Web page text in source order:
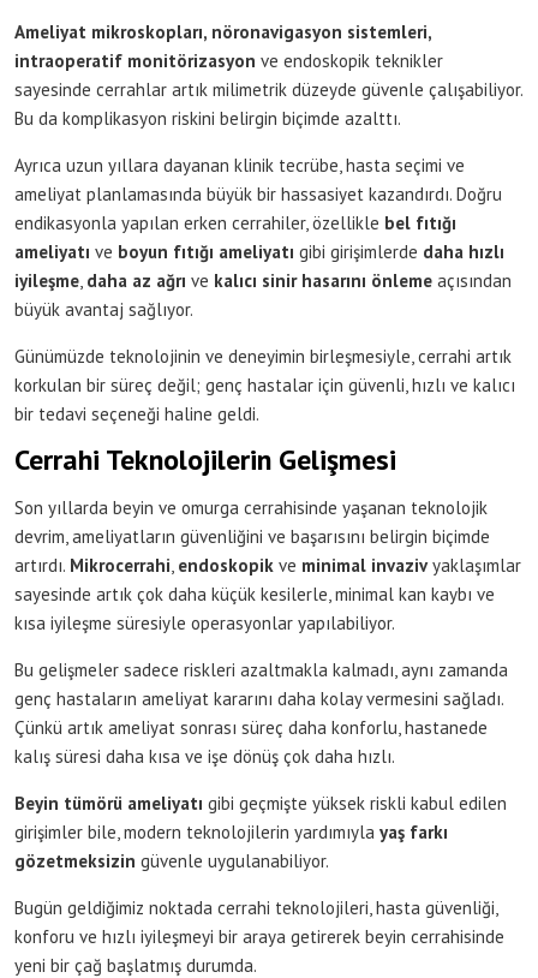
Ameliyat mikroskopları, nöronavigasyon sistemleri,
intraoperatif monitörizasyon ve endoskopik teknikler
sayesinde cerrahlar artık milimetrik düzeyde güvenle çalışabiliyor.
Bu da komplikasyon riskini belirgin biçimde azalttı.
Ayrıca uzun yıllara dayanan klinik tecrübe, hasta seçimi ve
ameliyat planlamasında büyük bir hassasiyet kazandırdı. Doğru
endikasyonla yapılan erken cerrahiler, özellikle bel fıtığı
ameliyatı ve boyun fıtığı ameliyatı gibi girişimlerde daha hızlı
iyileşme, daha az ağrı ve kalıcı sinir hasarını önleme açısından
büyük avantaj sağlıyor.
Günümüzde teknolojinin ve deneyimin birleşmesiyle, cerrahi artık
korkulan bir süreç değil; genç hastalar için güvenli, hızlı ve kalıcı
bir tedavi seçeneği haline geldi.
Cerrahi Teknolojilerin Gelişmesi
Son yıllarda beyin ve omurga cerrahisinde yaşanan teknolojik
devrim, ameliyatların güvenliğini ve başarısını belirgin biçimde
artırdı. Mikrocerrahi, endoskopik ve minimal invazivyaklaşımlar
sayesinde artık çok daha küçük kesilerle, minimal kan kaybı ve
kısa iyileşme süresiyle operasyonlar yapılabiliyor.
Bu gelişmeler sadece riskleri azaltmakla kalmadı, aynı zamanda
genç hastaların ameliyat kararını daha kolay vermesini sağladı.
Çünkü artık ameliyat sonrası süreç daha konforlu, hastanede
kalış süresi daha kısa ve işe dönüş çok daha hızlı.
Beyin tümörü ameliyatı gibi geçmişte yüksek riskli kabul edilen
girişimler bile, modern teknolojilerin yardımıyla yaş farkı
gözetmeksizin güvenle uygulanabiliyor.
Bugün geldiğimiz noktada cerrahi teknolojileri, hasta güvenliği,
konforu ve hızlı iyileşmeyi bir araya getirerek beyin cerrahisinde
yeni bir çağ başlatmış durumda.